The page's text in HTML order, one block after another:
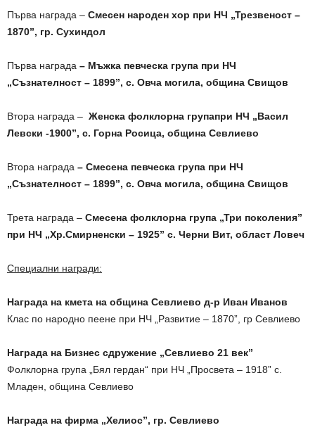
Първа награда – Смесен народен хор при НЧ „Трезвеност –
1870”, гр. Сухиндол
Първа награда – Мъжка певческа група при НЧ
„Съзнателност – 1899”, с. Овча могила, община Свищов
Втора награда – Женска фолклорна групапри НЧ „Васил
Левски -1900”, с. Горна Росица, община Севлиево
Втора награда – Смесена певческа група при НЧ
„Съзнателност – 1899”, с. Овча могила, община Свищов
Трета награда – Смесена фолклорна група „Три поколения”
при НЧ „Хр.Смирненски – 1925” с. Черни Вит, област Ловеч
Специални награди:
Награда на кмета на община Севлиево д-р Иван Иванов
Клас по народно пеене при НЧ „Развитие – 1870”, гр Севлиево
Награда на Бизнес сдружение „Севлиево 21 век”
Фолклорна група „Бял гердан“ при НЧ „Просвета – 1918” с.
Младен, община Севлиево
Награда на фирма „Хелиос”, гр. Севлиево